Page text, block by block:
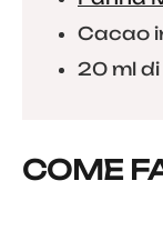
Cacao
20 ml
COME